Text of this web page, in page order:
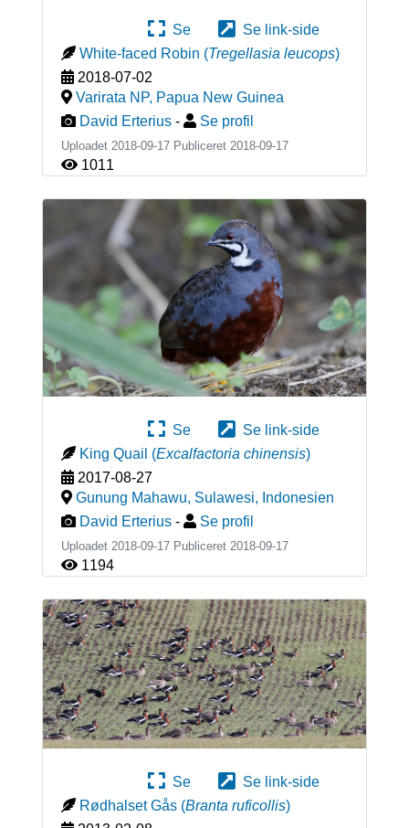
Se
Se link-side
White-faced Robin (Tregellasia leucops)
2018-07-02
Varirata NP, Papua New Guinea
David Erterius - Se profil
Uploadet 2018-09-17 Publiceret 2018-09-17
1011
Se
Se link-side
King Quail (Excalfactoria chinensis)
2017-08-27
Gunung Mahawu, Sulawesi, Indonesien
David Erterius - Se profil
Uploadet 2018-09-17 Publiceret 2018-09-17
1194
Se
Se link-side
Rødhalset Gås (Branta ruficollis)